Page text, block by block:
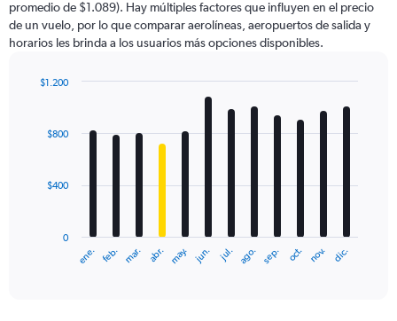
promedio de $1.089). Hay múltiples factores que influyen en el precio
de un vuelo, por lo que comparar aerolíneas, aeropuertos de salida y
horarios les brinda a los usuarios más opciones disponibles.
with
The
ene. feb. mar. abr. may. jun. jul. ago. sep. oct. nov. dic.
0
$400
$800
$1.200